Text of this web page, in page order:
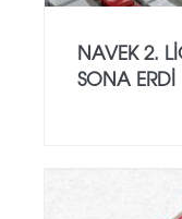
NAVEK 2.
SONA ERDİ